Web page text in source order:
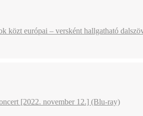
közt európai – versként hallgatható
[2022. november 12.] (Blu-ray)